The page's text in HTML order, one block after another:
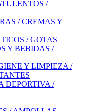
/
/ CREMAS Y
/ GOTAS
Y BEBIDAS /
Y LIMPIEZA /
DEPORTIVA /